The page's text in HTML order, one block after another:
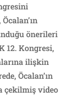
önerileri
12. Kongresi,
ilişkin
Öcalan’ın
çekilmiş video